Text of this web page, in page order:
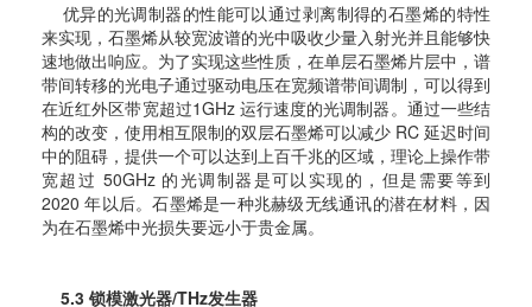
优异的光调制器的性能可以通过剥离制得的石墨烯的特性
来实现，石墨烯从较宽波谱的光中吸收少量入射光并且能够快
速地做出响应。为了实现这些性质，在单层石墨烯片层中，谱
带间转移的光电子通过驱动电压在宽频谱带间调制，可以得到
在近红外区带宽超过1GHz 运行速度的光调制器。通过一些结
构的改变，使用相互限制的双层石墨烯可以减少 RC 延迟时间
中的阻碍，提供一个可以达到上百千兆的区域，理论上操作带
宽超过 50GHz 的光调制器是可以实现的，但是需要等到
2020 年以后。石墨烯是一种兆赫级无线通讯的潜在材料，因
为在石墨烯中光损失要远小于贵金属。
5.3 锁模激光器/THz发生器